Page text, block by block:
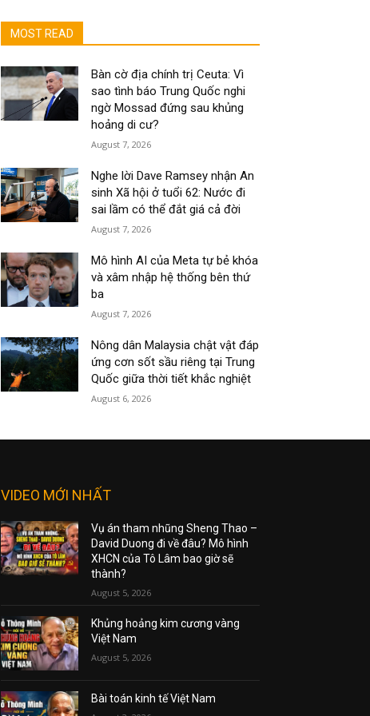
MOST READ
Bàn cờ địa chính trị Ceuta: Vì
sao tình báo Trung Quốc nghi
ngờ Mossad đứng sau khủng
hoảng di cư?
August 7, 2026
Nghe lời Dave Ramsey nhận An
sinh Xã hội ở tuổi 62: Nước đi
sai lầm có thể đắt giá cả đời
August 7, 2026
Mô hình AI của Meta tự bẻ khóa
và xâm nhập hệ thống bên thứ
ba
August 7, 2026
Nông dân Malaysia chật vật đáp
ứng cơn sốt sầu riêng tại Trung
Quốc giữa thời tiết khắc nghiệt
August 6, 2026
VIDEO MỚI NHẤT
Vụ án tham nhũng Sheng Thao –
David Duong đi về đâu? Mô hình
XHCN của Tô Lâm bao giờ sẽ
thành?
August 5, 2026
Khủng hoảng kim cương vàng
Việt Nam
August 5, 2026
Bài toán kinh tế Việt Nam